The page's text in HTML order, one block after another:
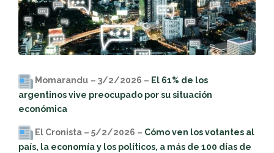
Momarandu – 3/2/2026 – El 61% de los
argentinos vive preocupado por su situación
económica
El Cronista – 5/2/2026 – Cómo ven los votantes al
país, la economía y los políticos, a más de 100 días de